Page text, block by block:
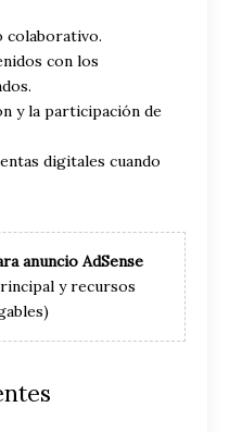
colaborativo.
con los
y la participación de
digitales cuando
anuncio AdSense
y recursos